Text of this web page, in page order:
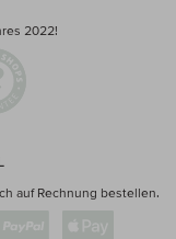
2022!
auf Rechnung bestellen.